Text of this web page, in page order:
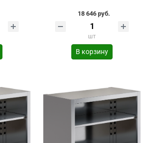
18 646 руб.
шт
В корзину